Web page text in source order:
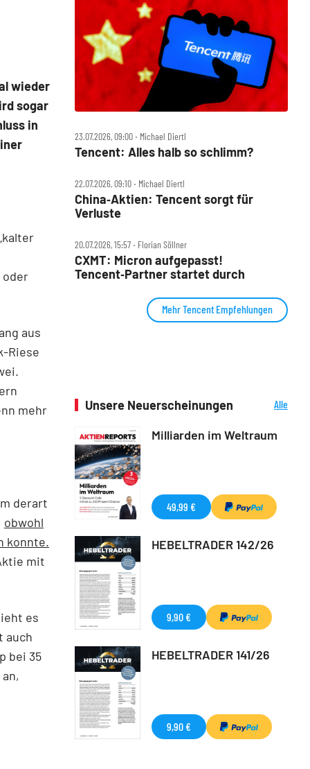
wieder
sogar
in
oder
aus
Riese
mehr
derart
obwohl
konnte.
mit
es
auch
bei 35
23.07.2026, 09:00 ‧ Michael Diertl
Tencent: Alles halb so schlimm?
22.07.2026, 09:10 ‧ Michael Diertl
China‑Aktien: Tencent sorgt für
Verluste
20.07.2026, 15:57 ‧ Florian Söllner
CXMT: Micron aufgepasst!
Tencent‑Partner startet durch
Mehr Tencent Empfehlungen
Unsere Neuerscheinungen
Alle
Milliarden im Weltraum
49,99 €
HEBELTRADER 142/26
9,90 €
HEBELTRADER 141/26
9,90 €